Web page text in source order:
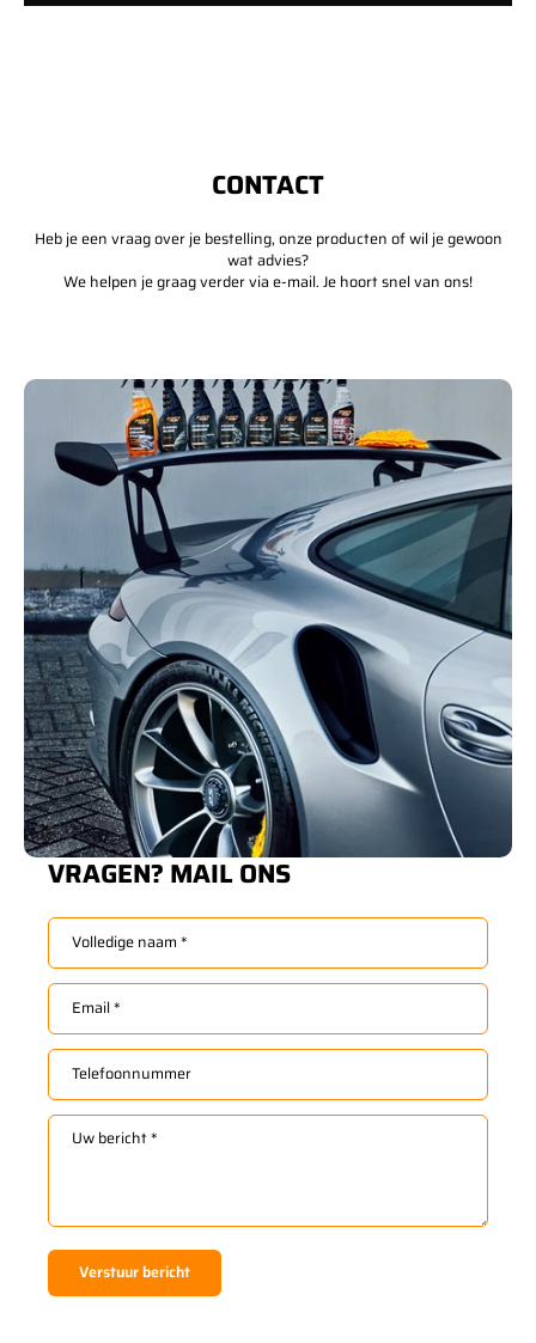
CONTACT
Heb je een vraag over je bestelling, onze producten of wil je gewoon
wat advies?
We helpen je graag verder via e-mail. Je hoort snel van ons!
VRAGEN? MAIL ONS
Volledige naam *
Email*
Telefoonnummer
Uw bericht *
Verstuur bericht